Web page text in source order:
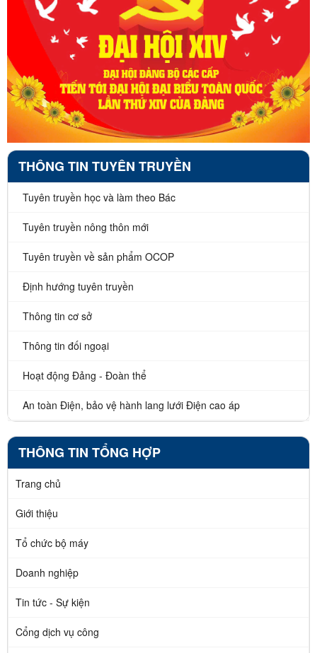
THÔNG TIN TUYÊN TRUYỀN
Tuyên truyền học và làm theo Bác
Tuyên truyền nông thôn mới
Tuyên truyền về sản phẩm OCOP
Định hướng tuyên truyền
Thông tin cơ sở
Thông tin đối ngoại
Hoạt động Đảng - Đoàn thể
An toàn Điện, bảo vệ hành lang lưới Điện cao áp
THÔNG TIN TỔNG HỢP
Trang chủ
Giới thiệu
Tổ chức bộ máy
Doanh nghiệp
Tin tức - Sự kiện
Cổng dịch vụ công